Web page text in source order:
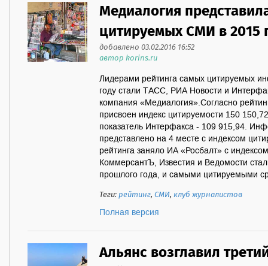
Медиалогия
цитируемых СМИ в 2015
добавлено 03.02.2016 16:52
автор korins.ru
Лидерами рейтинга самых цитируемых
году стали ТАСС, РИА Новости и
компания «Медиалогия».Согласно
присвоен индекс цитируемости 150
показатель Интерфакса - 109 915,94.
представлено на 4 месте с индексом
рейтинга заняло ИА «Росбалт» с
КоммерсантЪ, Известия и Ведомости
прошлого года, и самыми цитируемыми
Теги:рейтинг,СМИ,клуб журналистов
Полная версия
Альянс возглавил